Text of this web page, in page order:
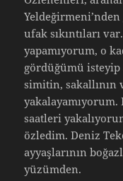
ufak sıkıntıları
yapamıyorum, o
gördüğümü isteyip
simitin, sakallının
yakalayamıyorum.
saatleri
özledim. Deniz
ayyaşlarının
yüzümden.